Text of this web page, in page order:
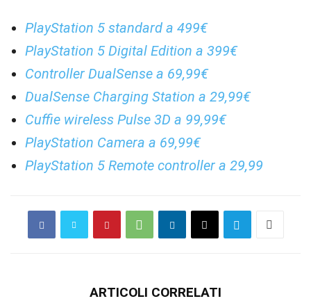
PlayStation 5 standard a 499€
PlayStation 5 Digital Edition a 399€
Controller DualSense a 69,99€
DualSense Charging Station a 29,99€
Cuffie wireless Pulse 3D a 99,99€
PlayStation Camera a 69,99€
PlayStation 5 Remote controller a 29,99
ARTICOLI CORRELATI